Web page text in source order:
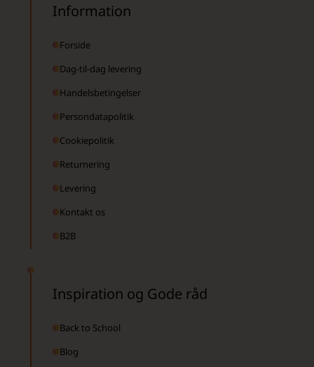
Information
Forside
Dag-til-dag levering
Handelsbetingelser
Persondatapolitik
Cookiepolitik
Returnering
Levering
Kontakt os
B2B
Inspiration og Gode råd
Back to School
Blog